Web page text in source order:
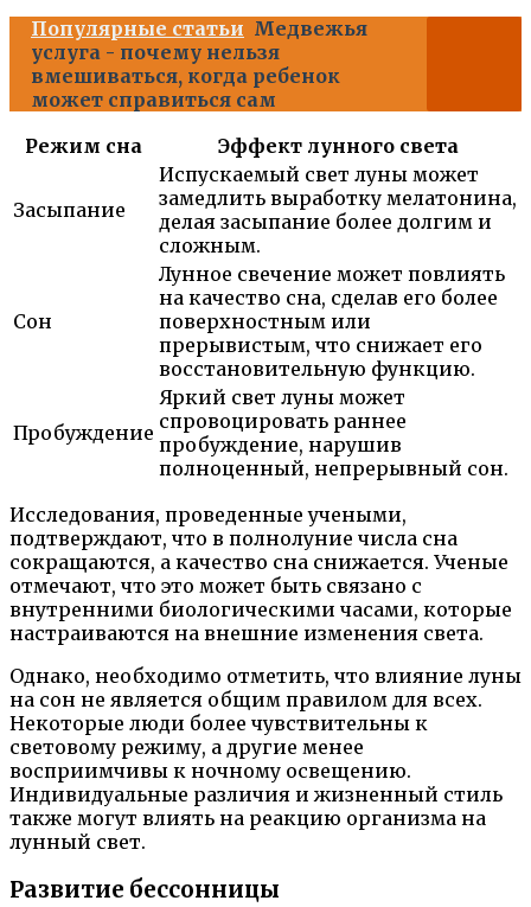
Популярные статьи Медвежья
услуга - почему нельзя
вмешиваться, когда ребенок
может справиться сам
Режим сна
Эффект лунного света
Засыпание
Испускаемый свет луны может
замедлить выработку мелатонина,
делая засыпание более долгим и
сложным.
Сон
Лунное свечение может повлиять
на качество сна, сделав его более
поверхностным или
прерывистым, что снижает его
восстановительную функцию.
Пробуждение
Яркий свет луны может
спровоцировать раннее
пробуждение, нарушив
полноценный, непрерывный сон.
Исследования, проведенные учеными,
подтверждают, что в полнолуние числа сна
сокращаются, а качество сна снижается. Ученые
отмечают, что это может быть связано с
внутренними биологическими часами, которые
настраиваются на внешние изменения света.
Однако, необходимо отметить, что влияние луны
на сон не является общим правилом для всех.
Некоторые люди более чувствительны к
световому режиму, а другие менее
восприимчивы к ночному освещению.
Индивидуальные различия и жизненный стиль
также могут влиять на реакцию организма на
лунный свет.
Развитие бессонницы